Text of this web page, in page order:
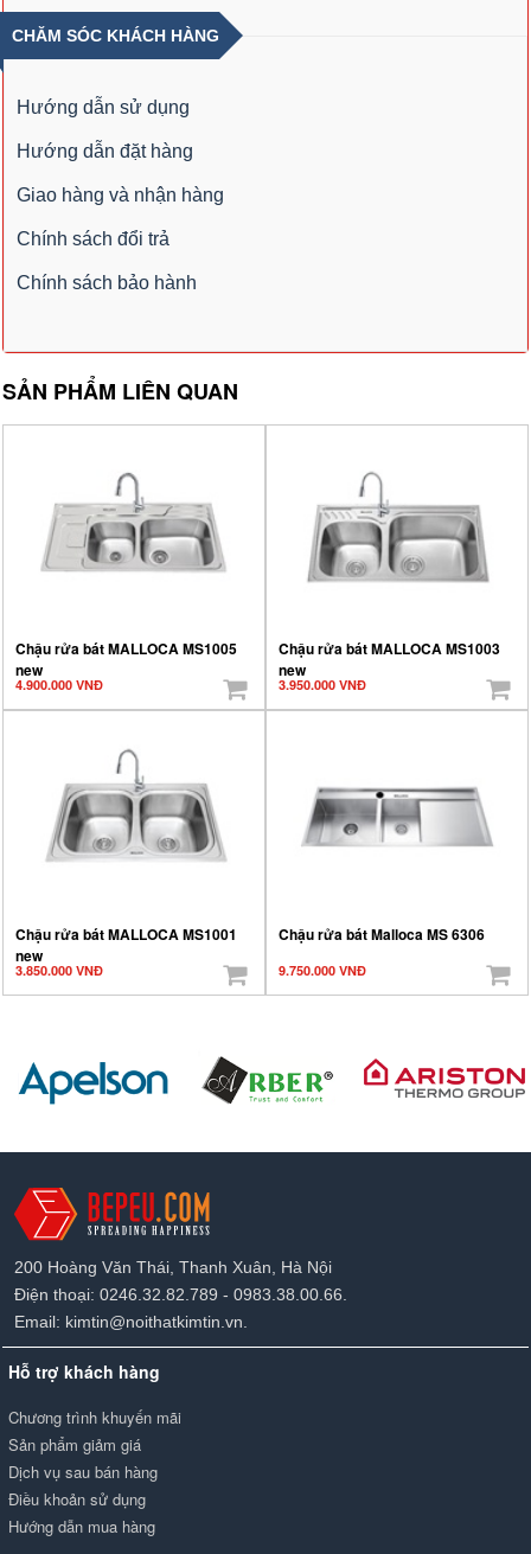
CHĂM SÓC KHÁCH HÀNG
Hướng dẫn sử dụng
Hướng dẫn đặt hàng
Giao hàng và nhận hàng
Chính sách đổi trả
Chính sách bảo hành
SẢN PHẨM LIÊN QUAN
Chậu rửa bát MALLOCA MS1005
new
4.900.000 VNĐ
Chậu rửa bát MALLOCA MS1003
new
3.950.000 VNĐ
Chậu rửa bát MALLOCA MS1001
new
3.850.000 VNĐ
Chậu rửa bát Malloca MS 6306
9.750.000 VNĐ
200 Hoàng Văn Thái, Thanh Xuân, Hà Nội
Điện thoại: 0246.32.82.789 - 0983.38.00.66.
Email: kimtin@noithatkimtin.vn.
Hỗ trợ khách hàng
Chương trình khuyến mãi
Sản phẩm giảm giá
Dịch vụ sau bán hàng
Điều khoản sử dụng
Hướng dẫn mua hàng